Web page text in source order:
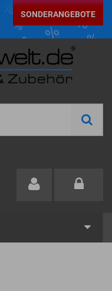
SONDERANGEBOTE